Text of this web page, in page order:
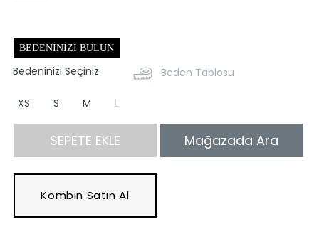
BEDENINIZI BULUN
Bedeninizi Seçiniz Beden Tablosu
XS S M L
SEPETE EKLE Mağazada Ara
Kombin Satın Al